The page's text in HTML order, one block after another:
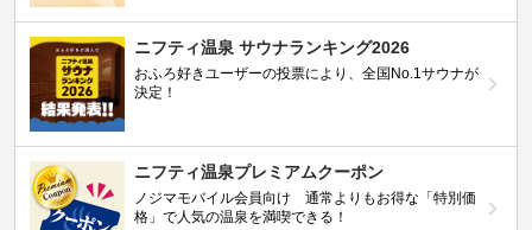
ニフティ温泉 サウナランキング2026
おふろ好きユーザーの投票により、全国No.1サウナが
決定！
ニフティ温泉プレミアムクーポン
ノジマモバイル会員向け 通常よりもお得な「特別価
格」で人気の温泉を満喫できる！